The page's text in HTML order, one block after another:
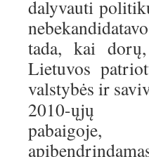
dalyvauti
tada, kai
Lietuvos
valstybės ir
2010-ųjų
pabaigoje,